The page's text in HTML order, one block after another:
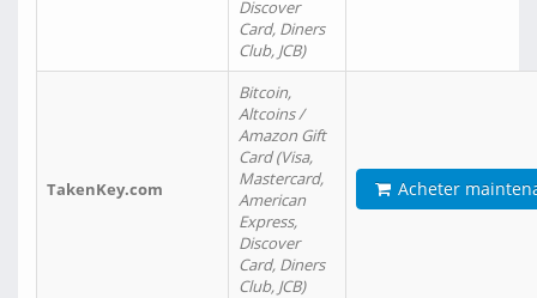
Discover
Card, Diners
Club, JCB)
TakenKey.com
Bitcoin,
Altcoins /
Amazon Gift
Card (Visa,
Mastercard,
American
Express,
Discover
Card, Diners
Club, JCB)
Acheter